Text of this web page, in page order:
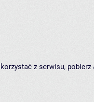
z serwisu,